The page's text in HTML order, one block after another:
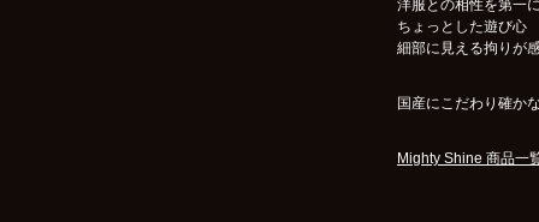
洋服との相性を第一
ちょっとした遊び心
細部に見える拘りが
国産にこだわり確か
Mighty Shine 商品一